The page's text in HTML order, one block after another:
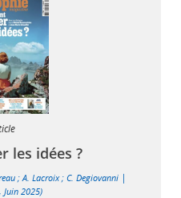
les idées ?
;A. Lacroix; C. Degiovanni |
Juin 2025)